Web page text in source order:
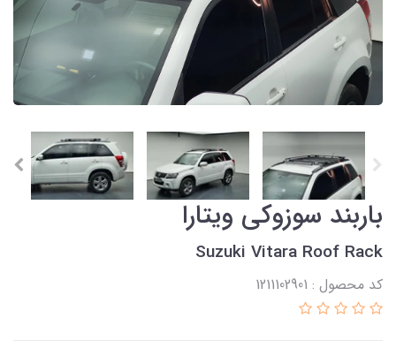
باربند سوزوکی ویتارا
Suzuki Vitara Roof Rack
کد محصول : 1211102901